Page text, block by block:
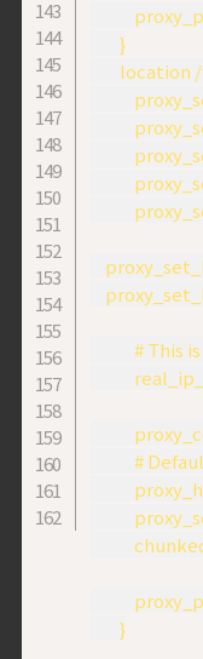
        }
location
#
#
        }